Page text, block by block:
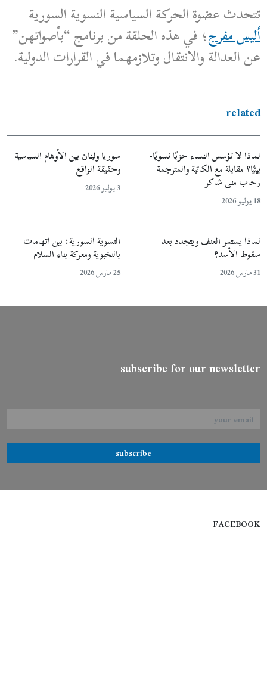
تتحدث عضوة الحركة السياسية النسوية السورية
أليس مفرج؛ في هذه الحلقة من برنامج “بأصواتهن”
عن العدالة والانتقال وتلازمهما في القرارات الدولية.
related
لماذا لا تؤسس النساء حزبًا نسويًا-
بيئيًا؟ مقابلة مع الكاتبة والمترجمة
رحاب منى شاكر
18 يوليو 2026
سوريا ولبنان بين الأوهام السياسية
وحقيقة الواقع
لماذا يستمر العنف ويتجدد بعد
سقوط الأسد؟
31 مارس 2026
النسوية السورية: بين اتهامات
بالنخبوية ومعركة بناء السلام
25 مارس 2026
subscribe for our newsletter
subscribe
FACEBOOK